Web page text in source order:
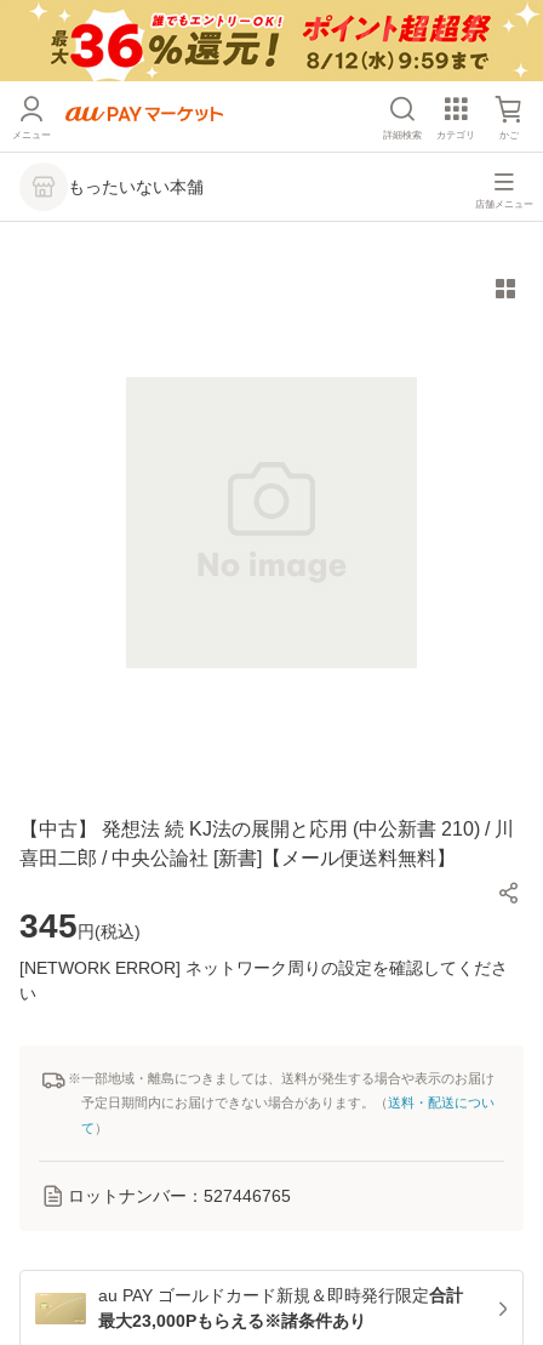
メニュー 詳細検索 カテゴリ かご
もったいない本舗
店舗メニュー
【中古】 発想法 続 KJ法の展開と応用 (中公新書 210) / 川
喜田二郎 / 中央公論社 [新書]【メール便送料無料】
345円(税込)
[NETWORK ERROR] ネットワーク周りの設定を確認してくださ
い
※一部地域・離島につきましては、送料が発生する場合や表示のお届け
予定日期間内にお届けできない場合があります。（送料・配送につい
て ）
ロットナンバー： 527446765
au PAY ゴールドカード新規＆即時発行限定合計
最大23,000Pもらえる※諸条件あり